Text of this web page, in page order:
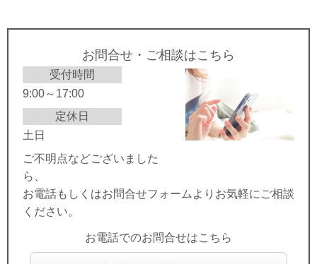
お問合せ・ご相談はこちら
受付時間
9:00～17:00
定休日
土日
ご不明点などございました
ら、
お電話もしくはお問合せフォームよりお気軽にご相談
ください。
お電話でのお問合せはこちら